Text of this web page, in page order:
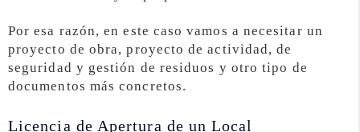
Por esa razón, en este caso vamos a necesitar un
proyecto de obra, proyecto de actividad, de
seguridad y gestión de residuos y otro tipo de
documentos más concretos.
Licencia de Apertura de un Local